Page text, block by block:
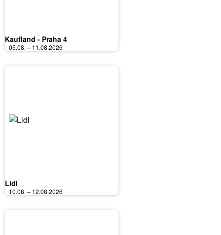
Kaufland - Praha 4
05.08. – 11.08.2026
Lidl
10.08. – 12.08.2026